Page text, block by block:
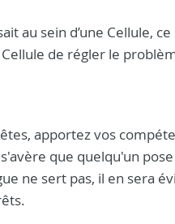
au sein d’une Cellule,
de régler le
apportez vos
que quelqu'un
ne sert pas, il en sera